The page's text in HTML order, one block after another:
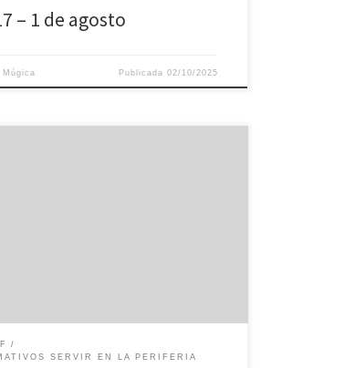
– 1 de agosto
Múgica Publicada 02/10/2025
SERVIR EN LA PERIFERIA